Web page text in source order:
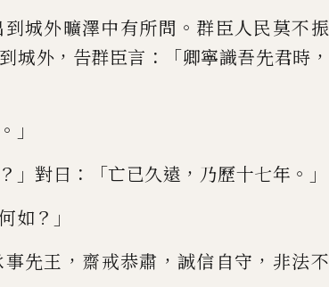
到城外曠澤中有所問 。 群臣人民莫不振
城外 ， 告群臣言 ：「卿寧識吾先君時 ，
。」
？」 對曰 ：「亡已久遠 ， 乃歷十七年 。」
如 ？」
先王 ， 齋戒恭肅 ， 誠信自守 ， 非法不